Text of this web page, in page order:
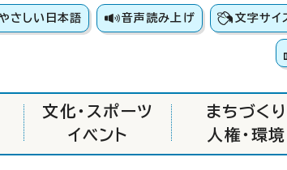
さしい日本語 音声読み上げ 文字サイ
文化・スポーツ
イベント
まちづくり
人権・環境